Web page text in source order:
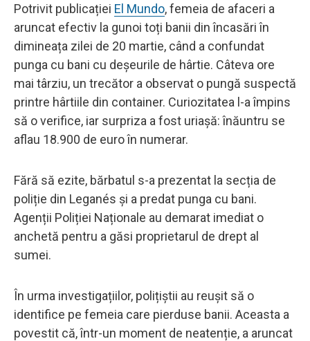
Potrivit publicației El Mundo, femeia de afaceri a
aruncat efectiv la gunoi toți banii din încasări în
dimineața zilei de 20 martie, când a confundat
punga cu bani cu deșeurile de hârtie. Câteva ore
mai târziu, un trecător a observat o pungă suspectă
printre hârtiile din container. Curiozitatea l-a împins
să o verifice, iar surpriza a fost uriașă: înăuntru se
aflau 18.900 de euro în numerar.
Fără să ezite, bărbatul s-a prezentat la secția de
poliție din Leganés și a predat punga cu bani.
Agenții Poliției Naționale au demarat imediat o
anchetă pentru a găsi proprietarul de drept al
sumei.
În urma investigațiilor, polițiștii au reușit să o
identifice pe femeia care pierduse banii. Aceasta a
povestit că, într-un moment de neatenție, a aruncat